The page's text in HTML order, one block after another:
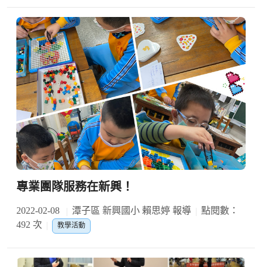
專業團隊服務在新興！
2022-02-08 潭子區 新興國小 賴思婷 報導
點閱數：
492 次
教學活動